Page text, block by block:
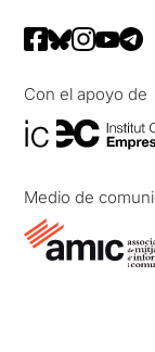
Con el apoyo de
Medio de